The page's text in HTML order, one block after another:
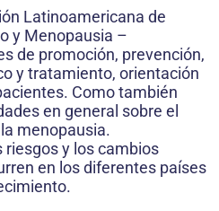
Latinoamericana de
y Menopausia –
de promoción, prevención,
y tratamiento, orientación
Como también
en general sobre el
menopausia.
y los cambios
en los diferentes países